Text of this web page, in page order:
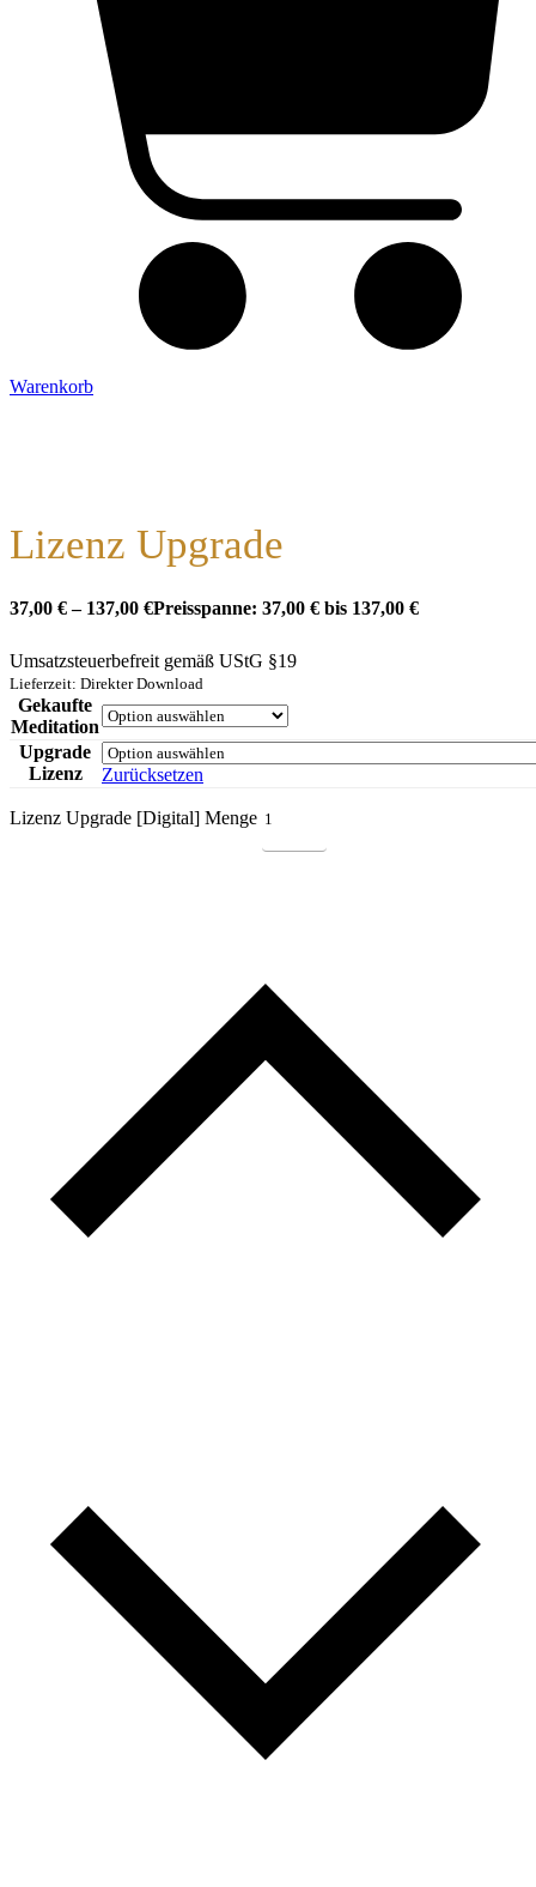
Warenkorb
Lizenz Upgrade
37,00 € – 137,00 €Preisspanne: 37,00 € bis 137,00 €
Umsatzsteuerbefreit gemäß UStG §19
Lieferzeit: Direkter Download
Gekaufte
Meditation
Upgrade
Lizenz
Zurücksetzen
Lizenz Upgrade [Digital] Menge